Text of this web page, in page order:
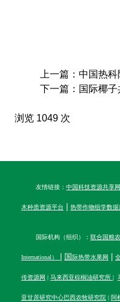
上一篇：中国热
下一篇：国际椰
浏览 1049 次
友情链接： 中国科技资源共享网
木种质资源平台 热带作物组学数据
国际机构（组织）： 联合国粮
International） 国际热带水果网
传资源网 | 马来西亚棕榈油研究所 |
亚甘蔗研究中心巴西农牧研究院| 阿